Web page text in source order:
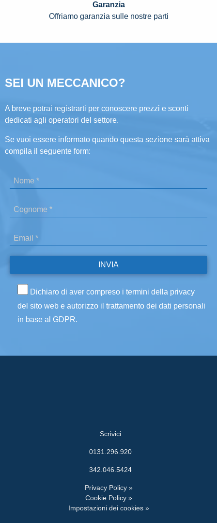
Garanzia
Offriamo garanzia sulle nostre parti
SEI UN MECCANICO?
A breve potrai registrarti per conoscere prezzi e sconti
dedicati agli operatori del settore.
Se vuoi essere informato quando questa sezione sarà attiva
compila il seguente form:
Dichiaro di aver compreso i termini della privacy
del sito web e autorizzo il trattamento dei dati personali
in base al GDPR.
Scrivici
0131.296.920
342.046.5424
Privacy Policy »
Cookie Policy »
Impostazioni dei cookies »